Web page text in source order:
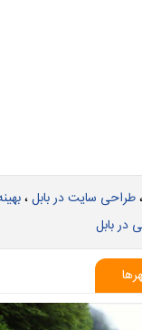
،طراحی سایت در بابل،
در بابل